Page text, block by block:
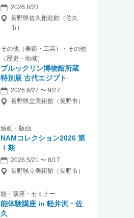
2026.8/23
長野県佐久創造館（佐久
市）
その他（美術・工芸）・その他
（歴史・地域）
ブルックリン博物館所蔵
特別展 古代エジプト
2026.6/27 〜 9/27
長野県立美術館（長野市）
絵画・版画
NAMコレクション2026 第
Ⅰ期
2026.5/21 〜 8/17
長野県立美術館（長野市）
能・講座・セミナー
能体験講座 in 軽井沢・佐
久